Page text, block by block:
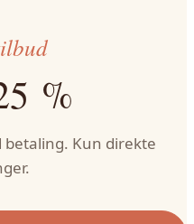
%
Kun direkte